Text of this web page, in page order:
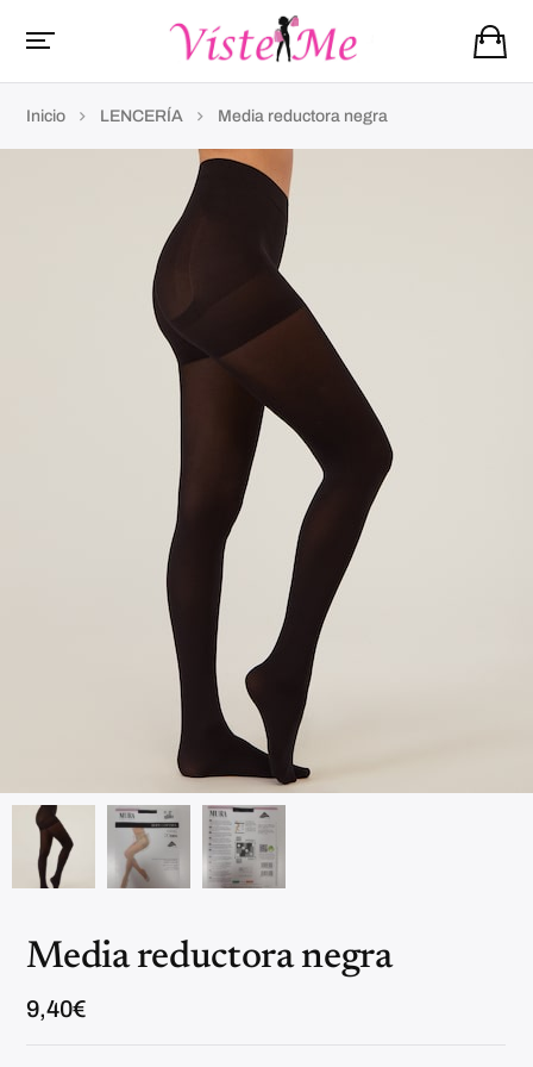
Inicio LENCERÍA Media reductora negra
Media reductora negra
9,40€